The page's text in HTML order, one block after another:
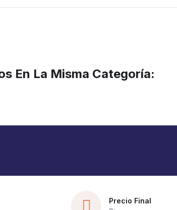
En La Misma Categoría:
Precio Final